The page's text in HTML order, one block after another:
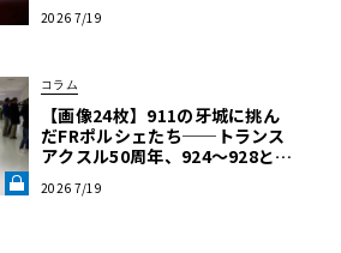
2026 7/19
コラム
【画像24枚】911の牙城に挑ん
だFRポルシェたち──トランス
アクスル50周年、924～928と幻
ANT LAB》
2026 7/19